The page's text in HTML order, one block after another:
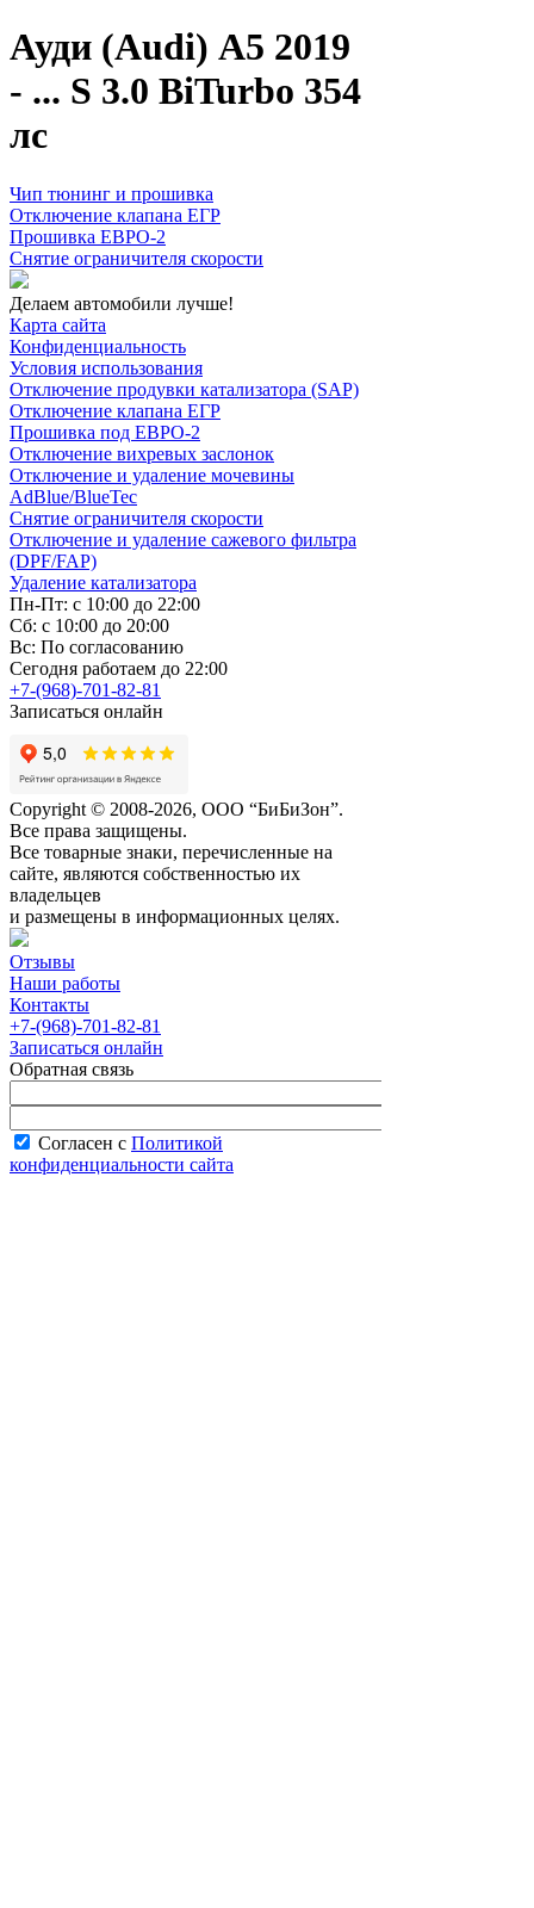
Ауди (Audi) A5 2019
- ... S 3.0 BiTurbo 354
лс
Чип тюнинг и прошивка
Отключение клапана ЕГР
Прошивка ЕВРО-2
Снятие ограничителя скорости
Делаем автомобили лучше!
Карта сайта
Конфиденциальность
Условия использования
Отключение продувки катализатора (SAP)
Отключение клапана ЕГР
Прошивка под ЕВРО-2
Отключение вихревых заслонок
Отключение и удаление мочевины
AdBlue/BlueTec
Снятие ограничителя скорости
Отключение и удаление сажевого фильтра
(DPF/FAP)
Удаление катализатора
Пн-Пт: с 10:00 до 22:00
Сб: с 10:00 до 20:00
Вс: По согласованию
Сегодня работаем до 22:00
+7-(968)-701-82-81
Записаться онлайн
Copyright © 2008-2026, ООО “БиБиЗон”.
Все права защищены.
Все товарные знаки, перечисленные на
сайте, являются собственностью их
владельцев
и размещены в информационных целях.
Отзывы
Наши работы
Контакты
+7-(968)-701-82-81
Записаться онлайн
Обратная связь
Согласен с Политикой
конфиденциальности сайта